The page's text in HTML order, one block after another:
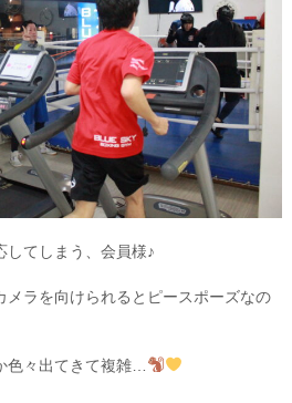
してしまう、会員様♪
メラを向けられるとピースポーズなの
々出てきて複雑…